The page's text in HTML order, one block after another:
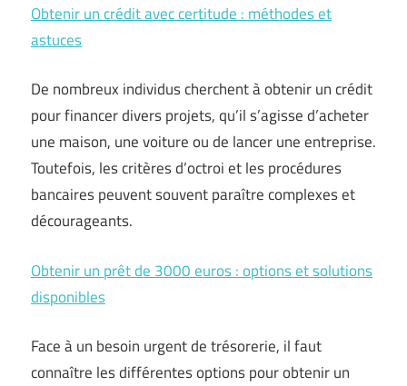
Obtenir un crédit avec certitude : méthodes et
astuces
De nombreux individus cherchent à obtenir un crédit
pour financer divers projets, qu’il s’agisse d’acheter
une maison, une voiture ou de lancer une entreprise.
Toutefois, les critères d’octroi et les procédures
bancaires peuvent souvent paraître complexes et
décourageants.
Obtenir un prêt de 3000 euros : options et solutions
disponibles
Face à un besoin urgent de trésorerie, il faut
connaître les différentes options pour obtenir un